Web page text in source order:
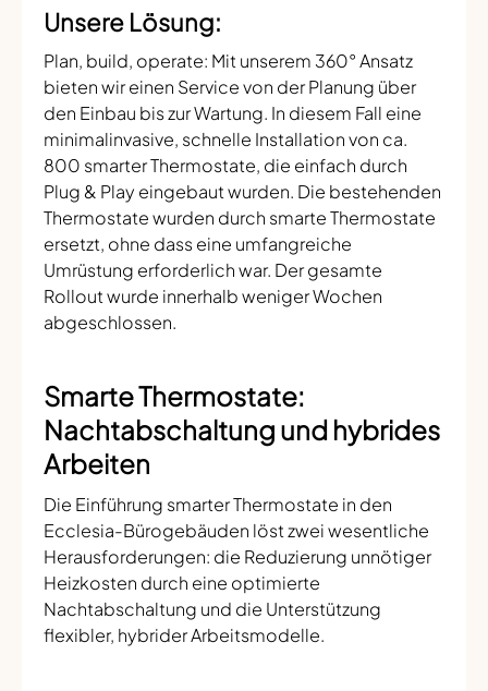
Unsere Lösung:
Plan, build, operate: Mit unserem 360° Ansatz
bieten wir einen Service von der Planung über
den Einbau bis zur Wartung. In diesem Fall eine
minimalinvasive, schnelle Installation von ca.
800 smarter Thermostate, die einfach durch
Plug & Play eingebaut wurden. Die bestehenden
Thermostate wurden durch smarte Thermostate
ersetzt, ohne dass eine umfangreiche
Umrüstung erforderlich war. Der gesamte
Rollout wurde innerhalb weniger Wochen
abgeschlossen.
Smarte Thermostate:
Nachtabschaltung und hybrides
Arbeiten
Die Einführung smarter Thermostate in den
Ecclesia-Bürogebäuden löst zwei wesentliche
Herausforderungen: die Reduzierung unnötiger
Heizkosten durch eine optimierte
Nachtabschaltung und die Unterstützung
flexibler, hybrider Arbeitsmodelle.